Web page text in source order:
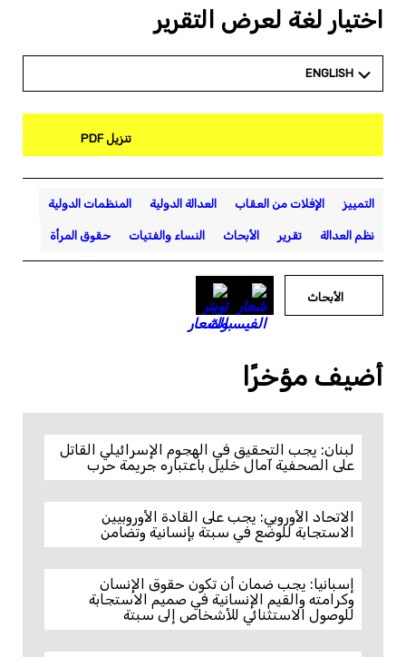
اختيار لغة لعرض التقرير
ENGLISH
تنزيل PDF
التمييز الإفلات من العقاب العدالة الدولية المنظمات الدولية
نظم العدالة تقرير الأبحاث النساء والفتيات حقوق المرأة
الأبحاث
أضيف مؤخرًا
لبنان: يجب التحقيق في الهجوم الإسرائيلي القاتل
على الصحفية آمال خليل باعتباره جريمة حرب
الاتحاد الأوروبي: يجب على القادة الأوروبيين
الاستجابة للوضع في سبتة بإنسانية وتضامن
إسبانيا: يجب ضمان أن تكون حقوق الإنسان
وكرامته والقيم الإنسانية في صميم الاستجابة
للوصول الاستثنائي للأشخاص إلى سبتة